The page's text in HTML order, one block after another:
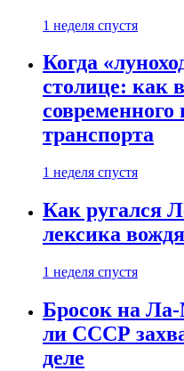
1 неделя спустя
Когда
столице: как
современного
транспорта
1 неделя спустя
Как ругался
лексика
1 неделя спустя
Бросок на
ли СССР
деле